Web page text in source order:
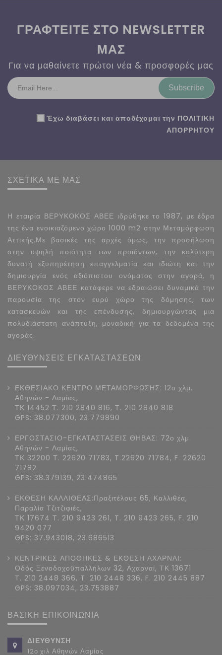
ΓΡΑΦΤΕΙΤΕ ΣΤΟ NEWSLETTER
ΜΑΣ
Για να μαθαίνετε πρώτοι νέα & προσφορές μας
Subscribe
Έχω διαβάσει και αποδέχομαι την ΠΟΛΙΤΙΚΗ
ΑΠΟΡΡΗΤΟΥ
ΣΧΕΤΙΚΑ ΜΕ ΜΑΣ
Η εταιρία ΒΕΡΥΚΟΚΟΣ ΑΒΕΕ ιδρύθηκε το 1987, με έδρα
της ένα ενοικιαζόμενο χώρο 1000 m2 στην Μεταμόρφωση
Αττικής.Με βασικές της αρχές όμως, την προσήλωση
στην υψηλή ποιότητα των προϊόντων, την καλύτερη
δυνατή εξυπηρέτηση επαγγελματία και ιδιώτη και την
δημιουργία ενός αξιόπιστου ονόματος στην αγορά, η
ΒΕΡΥΚΟΚΟΣ ΑΒΕΕ κατάφερε να εδραιώσει δυναμικά την
παρουσία της στον ευρύ χώρο της δόμησης, των
κατασκευών και της επένδυσης, δημιουργώντας μια
πολυδιάστατη ανάπτυξη, μοναδική για τα δεδομένα της
αγοράς.
ΔΙΕΥΘΥΝΣΕΙΣ ΕΓΚΑΤΑΣΤΑΣΕΩΝ
ΕΚΘΕΣΙΑΚΟ ΚΕΝΤΡΟ ΜΕΤΑΜΟΡΦΩΣΗΣ: 12ο χλμ.
Αθηνών - Λαμίας,
ΤΚ 14452 Τ. 210 2840 816, Τ. 210 2840 818
GPS: 38.077300, 23.779890
ΕΡΓΟΣΤΑΣΙΟ-ΕΓΚΑΤΑΣΤΑΣΕΙΣ ΘΗΒΑΣ: 72ο χλμ.
Αθηνών - Λαμίας,
ΤΚ 32200 Τ. 22620 71783, T.22620 71784, F. 22620
71782
GPS: 38.379139, 23.474865
ΕΚΘΕΣΗ ΚΑΛΛΙΘΕΑΣ:Πραξιτέλους 65, Καλλιθέα,
Παραλία Τζιτζιφιές,
ΤΚ 17674 Τ. 210 9423 261, T. 210 9423 265, F. 210
9420 077
GPS: 37.943018, 23.686513
ΚΕΝΤΡΙΚΕΣ ΑΠΟΘΗΚΕΣ & ΕΚΘΕΣΗ ΑΧΑΡΝΑΙ:
Οδός Ξενοδοχοϋπαλλήλων 32, Αχαρναί, ΤΚ 13671
Τ. 210 2448 366, T. 210 2448 336, F. 210 2445 887
GPS: 38.097034, 23.753887
ΒΑΣΙΚΗ ΕΠΙΚΟΙΝΩΝΙΑ
ΔΙΕΥΘΥΝΣΗ
12ο χιλ Αθηνών Λαμίας